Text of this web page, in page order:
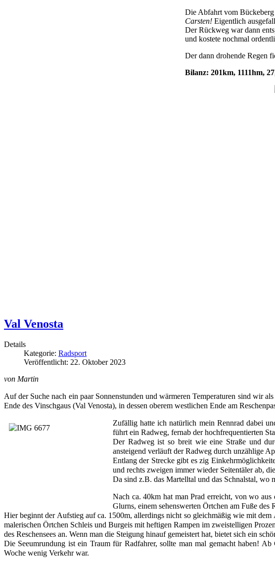
Die Abfahrt vom
Carsten! Eigentlich
Der Rückweg war dann
und kostete nochmal
Der dann drohende Regen
Bilanz: 201km, 1111hm,
Val Venosta
Details
Kategorie: Radsport
Veröffentlicht: 22. Oktober 2023
von Martin
Auf der Suche nach ein paar Sonnenstunden und wärmeren Temperaturen sind wir
Ende des Vinschgaus (Val Venosta), in dessen oberem westlichen Ende am
Zufällig hatte ich natürlich mein Rennrad dabei
führt ein Radweg, fernab der hochfrequentierten
Der Radweg ist so breit wie eine Straße und
ansteigend verläuft der Radweg durch unzählige
Entlang der Strecke gibt es zig
und rechts zweigen immer wieder Seitentäler ab,
Da sind z.B. das Martelltal und das Schnalstal, wo
Nach ca. 40km hat man Prad erreicht, von wo
Glurns, einem sehenswerten Örtchen am Fuße des
Hier beginnt der Aufstieg auf ca. 1500m, allerdings nicht so gleichmäßig wie mit
malerischen Örtchen Schleis und Burgeis mit heftigen Rampen im zweistelligen
des Reschensees an. Wenn man die Steigung hinauf gemeistert hat, bietet sich ein
Die Seeumrundung ist ein Traum für Radfahrer, sollte man mal gemacht haben!
Woche wenig Verkehr war.